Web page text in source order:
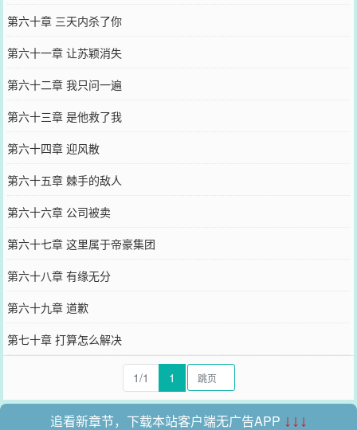
第六十章 三天内杀了你
第六十一章 让苏颖消失
第六十二章 我只问一遍
第六十三章 是他救了我
第六十四章 迎风散
第六十五章 棘手的敌人
第六十六章 公司被卖
第六十七章 这里属于帝豪集团
第六十八章 有缘无分
第六十九章 道歉
第七十章 打算怎么解决
1/1 1
追看新章节，下载本站客户端无广告APP ↓↓↓